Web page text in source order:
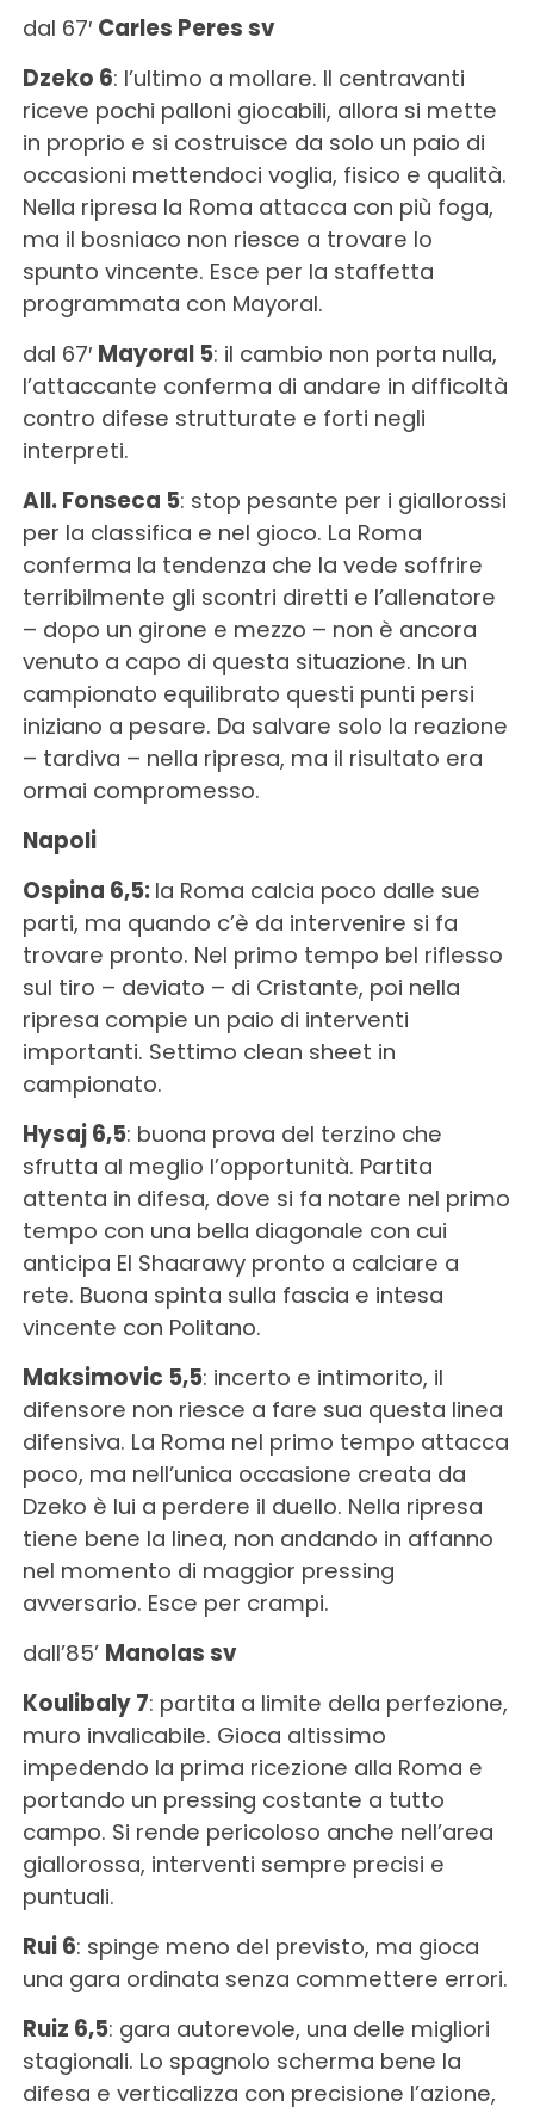
dal 67′ Carles Peres sv
Dzeko 6: l’ultimo a mollare. Il centravanti
riceve pochi palloni giocabili, allora si mette
in proprio e si costruisce da solo un paio di
occasioni mettendoci voglia, fisico e qualità.
Nella ripresa la Roma attacca con più foga,
ma il bosniaco non riesce a trovare lo
spunto vincente. Esce per la staffetta
programmata con Mayoral.
dal 67′ Mayoral 5: il cambio non porta nulla,
l’attaccante conferma di andare in difficoltà
contro difese strutturate e forti negli
interpreti.
All. Fonseca 5: stop pesante per i giallorossi
per la classifica e nel gioco. La Roma
conferma la tendenza che la vede soffrire
terribilmente gli scontri diretti e l’allenatore
– dopo un girone e mezzo – non è ancora
venuto a capo di questa situazione. In un
campionato equilibrato questi punti persi
iniziano a pesare. Da salvare solo la reazione
– tardiva – nella ripresa, ma il risultato era
ormai compromesso.
Napoli
Ospina 6,5: la Roma calcia poco dalle sue
parti, ma quando c’è da intervenire si fa
trovare pronto. Nel primo tempo bel riflesso
sul tiro – deviato – di Cristante, poi nella
ripresa compie un paio di interventi
importanti. Settimo clean sheet in
campionato.
Hysaj 6,5: buona prova del terzino che
sfrutta al meglio l’opportunità. Partita
attenta in difesa, dove si fa notare nel primo
tempo con una bella diagonale con cui
anticipa El Shaarawy pronto a calciare a
rete. Buona spinta sulla fascia e intesa
vincente con Politano.
Maksimovic 5,5: incerto e intimorito, il
difensore non riesce a fare sua questa linea
difensiva. La Roma nel primo tempo attacca
poco, ma nell’unica occasione creata da
Dzeko è lui a perdere il duello. Nella ripresa
tiene bene la linea, non andando in affanno
nel momento di maggior pressing
avversario. Esce per crampi.
dall’85’ Manolas sv
Koulibaly 7: partita a limite della perfezione,
muro invalicabile. Gioca altissimo
impedendo la prima ricezione alla Roma e
portando un pressing costante a tutto
campo. Si rende pericoloso anche nell’area
giallorossa, interventi sempre precisi e
puntuali.
Rui 6: spinge meno del previsto, ma gioca
una gara ordinata senza commettere errori.
Ruiz 6,5: gara autorevole, una delle migliori
stagionali. Lo spagnolo scherma bene la
difesa e verticalizza con precisione l’azione,